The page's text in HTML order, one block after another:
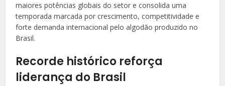
maiores potências globais do setor e consolida uma
temporada marcada por crescimento, competitividade e
forte demanda internacional pelo algodão produzido no
Brasil.
Recorde histórico reforça
liderança do Brasil